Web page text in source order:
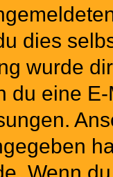
dies
wurde
du eine